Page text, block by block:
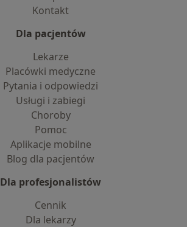
Kontakt
Dla pacjentów
Lekarze
Placówki medyczne
Pytania i odpowiedzi
Usługi i zabiegi
Choroby
Pomoc
Aplikacje mobilne
Blog dla pacjentów
Dla profesjonalistów
Cennik
Dla lekarzy